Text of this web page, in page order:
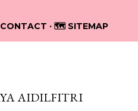
🗺️ SITEMAP
AIDILFITRI